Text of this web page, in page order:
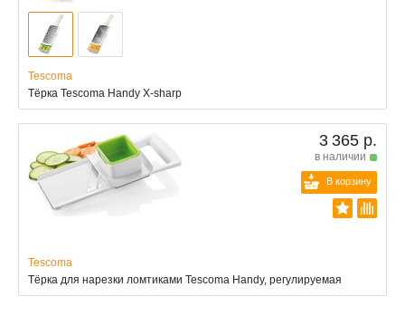
Tescoma
Тёрка Tescoma Handy X-sharp
3 365 р.
в наличии
В корзину
Tescoma
Тёрка для нарезки ломтиками Tescoma Handy, регулируемая